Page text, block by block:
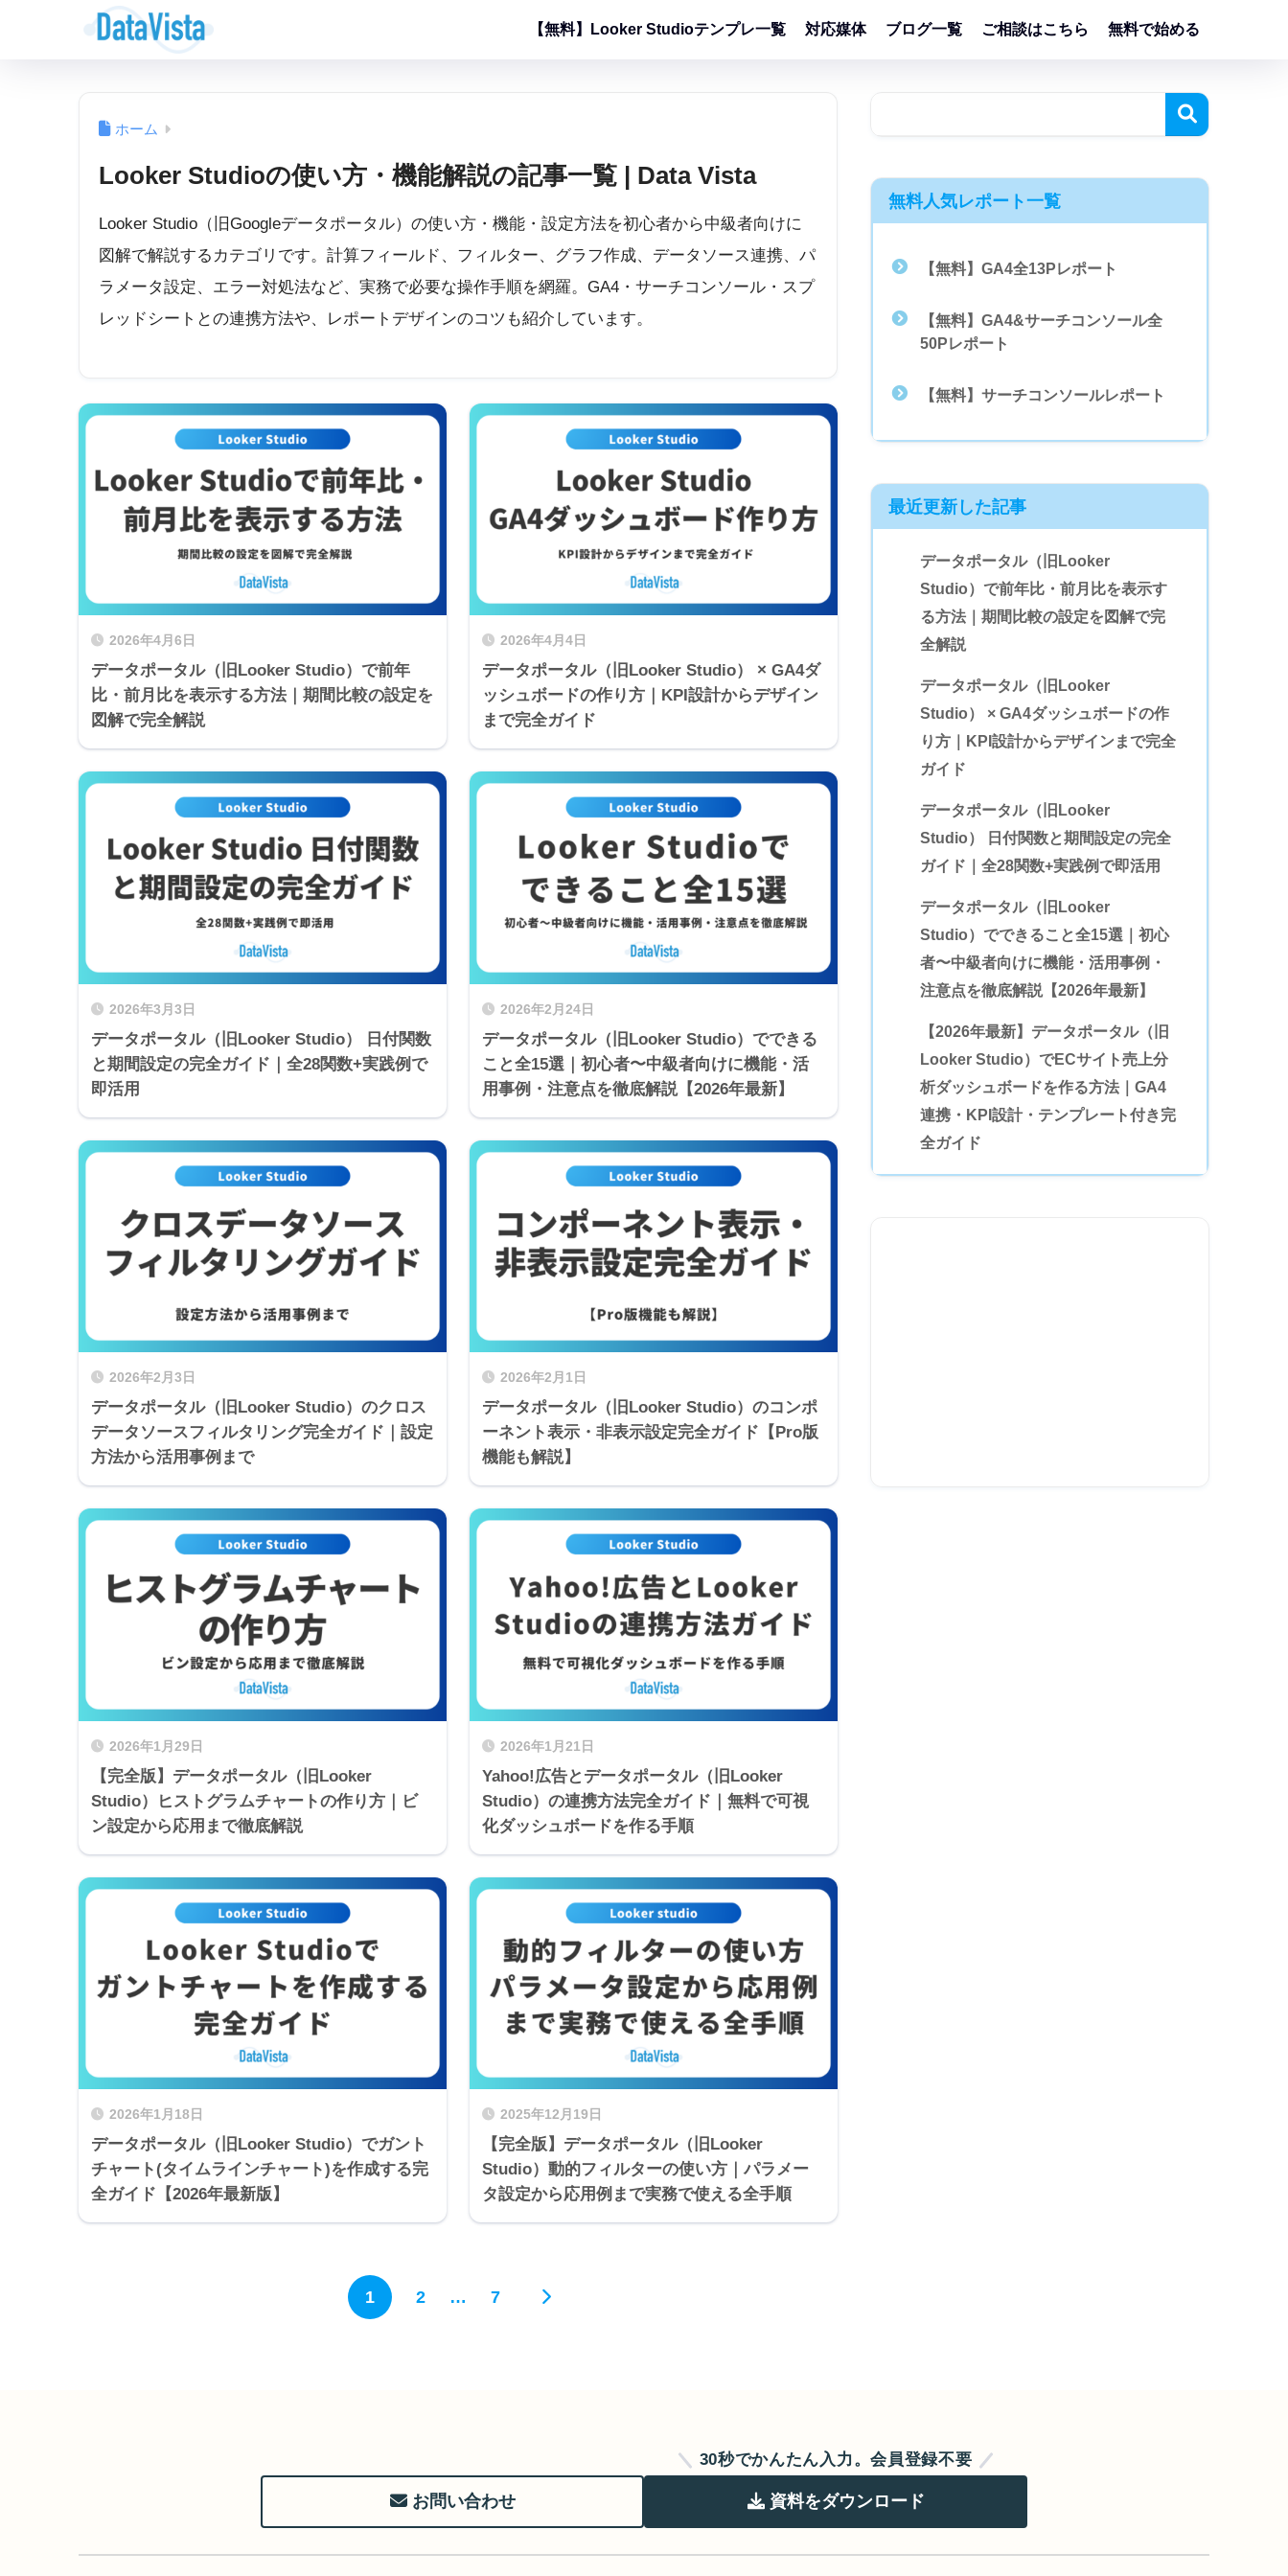
【無料】Looker Studioテンプレ一覧 対応媒体 ブログ一覧 ご相談はこちら 無料で始める
ホーム
Looker Studioの使い方・機能解説の記事一覧 | Data Vista
Looker Studio（旧Googleデータポータル）の使い方・機能・設定方法を初心者から中級者向けに
図解で解説するカテゴリです。計算フィールド、フィルター、グラフ作成、データソース連携、パ
ラメータ設定、エラー対処法など、実務で必要な操作手順を網羅。GA4・サーチコンソール・スプ
レッドシートとの連携方法や、レポートデザインのコツも紹介しています。
2026年4月6日
データポータル（旧Looker Studio）で前年
比・前月比を表示する方法｜期間比較の設定を
図解で完全解説
2026年4月4日
データポータル（旧Looker Studio） × GA4ダ
ッシュボードの作り方｜KPI設計からデザイン
まで完全ガイド
2026年3月3日
データポータル（旧Looker Studio） 日付関数
と期間設定の完全ガイド｜全28関数+実践例で
即活用
2026年2月24日
データポータル（旧Looker Studio）でできる
こと全15選｜初心者〜中級者向けに機能・活
用事例・注意点を徹底解説【2026年最新】
2026年2月3日
データポータル（旧Looker Studio）のクロス
データソースフィルタリング完全ガイド｜設定
方法から活用事例まで
2026年2月1日
データポータル（旧Looker Studio）のコンポ
ーネント表示・非表示設定完全ガイド【Pro版
機能も解説】
2026年1月29日
【完全版】データポータル（旧Looker
Studio）ヒストグラムチャートの作り方｜ビ
ン設定から応用まで徹底解説
2026年1月21日
Yahoo!広告とデータポータル（旧Looker
Studio）の連携方法完全ガイド｜無料で可視
化ダッシュボードを作る手順
2026年1月18日
データポータル（旧Looker Studio）でガント
チャート(タイムラインチャート)を作成する完
全ガイド【2026年最新版】
2025年12月19日
【完全版】データポータル（旧Looker
Studio）動的フィルターの使い方｜パラメー
タ設定から応用例まで実務で使える全手順
1 2 … 7
無料人気レポート一覧
【無料】GA4全13Pレポート
【無料】GA4&サーチコンソール全
50Pレポート
【無料】サーチコンソールレポート
最近更新した記事
データポータル（旧Looker
Studio）で前年比・前月比を表示す
る方法｜期間比較の設定を図解で完
全解説
データポータル（旧Looker
Studio） × GA4ダッシュボードの作
り方｜KPI設計からデザインまで完全
ガイド
データポータル（旧Looker
Studio） 日付関数と期間設定の完全
ガイド｜全28関数+実践例で即活用
データポータル（旧Looker
Studio）でできること全15選｜初心
者〜中級者向けに機能・活用事例・
注意点を徹底解説【2026年最新】
【2026年最新】データポータル（旧
Looker Studio）でECサイト売上分
析ダッシュボードを作る方法｜GA4
連携・KPI設計・テンプレート付き完
全ガイド
お問い合わせ
30秒でかんたん入力。会員登録不要
資料をダウンロード